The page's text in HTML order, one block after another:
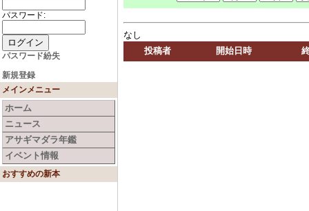
パスワード:
パスワード紛失
新規登録
メインメニュー
ホーム
ニュース
アサギマダラ年鑑
イベント情報
おすすめの新本
なし
投稿者
開始日時